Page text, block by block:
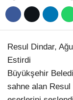
Resul Dindar,
Estirdi
Büyükşehir
sahne alan